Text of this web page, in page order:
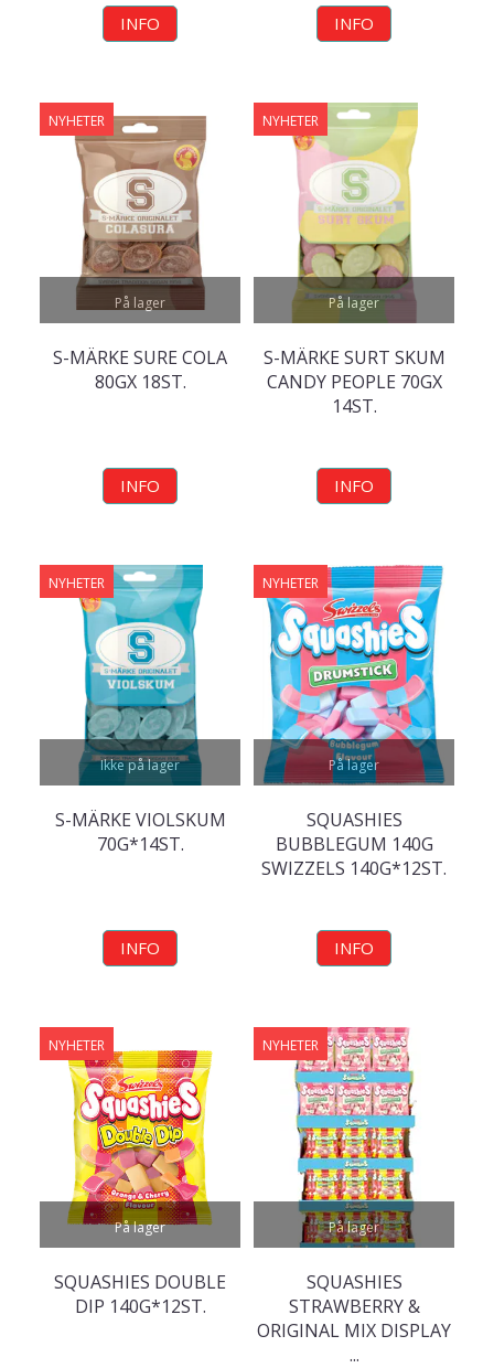
INFO INFO
På lager
NYHETER
S-MÄRKE SURE COLA
80GX 18ST.
INFO
På lager
NYHETER
S-MÄRKE SURT SKUM
CANDY PEOPLE 70GX
14ST.
INFO
Ikke på lager
NYHETER
S-MÄRKE VIOLSKUM
70G*14ST.
INFO
På lager
NYHETER
SQUASHIES
BUBBLEGUM 140G
SWIZZELS 140G*12ST.
INFO
På lager
NYHETER
SQUASHIES DOUBLE
DIP 140G*12ST.
På lager
NYHETER
SQUASHIES
STRAWBERRY &
ORIGINAL MIX DISPLAY
...